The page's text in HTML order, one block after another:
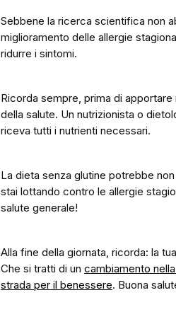
Sebbene la ricerca scientifica non
miglioramento delle allergie
ridurre i sintomi.
Ricorda sempre, prima di
della salute. Un nutrizionista o
riceva tutti i nutrienti necessari.
La dieta senza glutine potrebbe
stai lottando contro le allergie
salute generale!
Alla fine della giornata, ricorda: la
Che si tratti di un cambiamento
strada per il benessere. Buona